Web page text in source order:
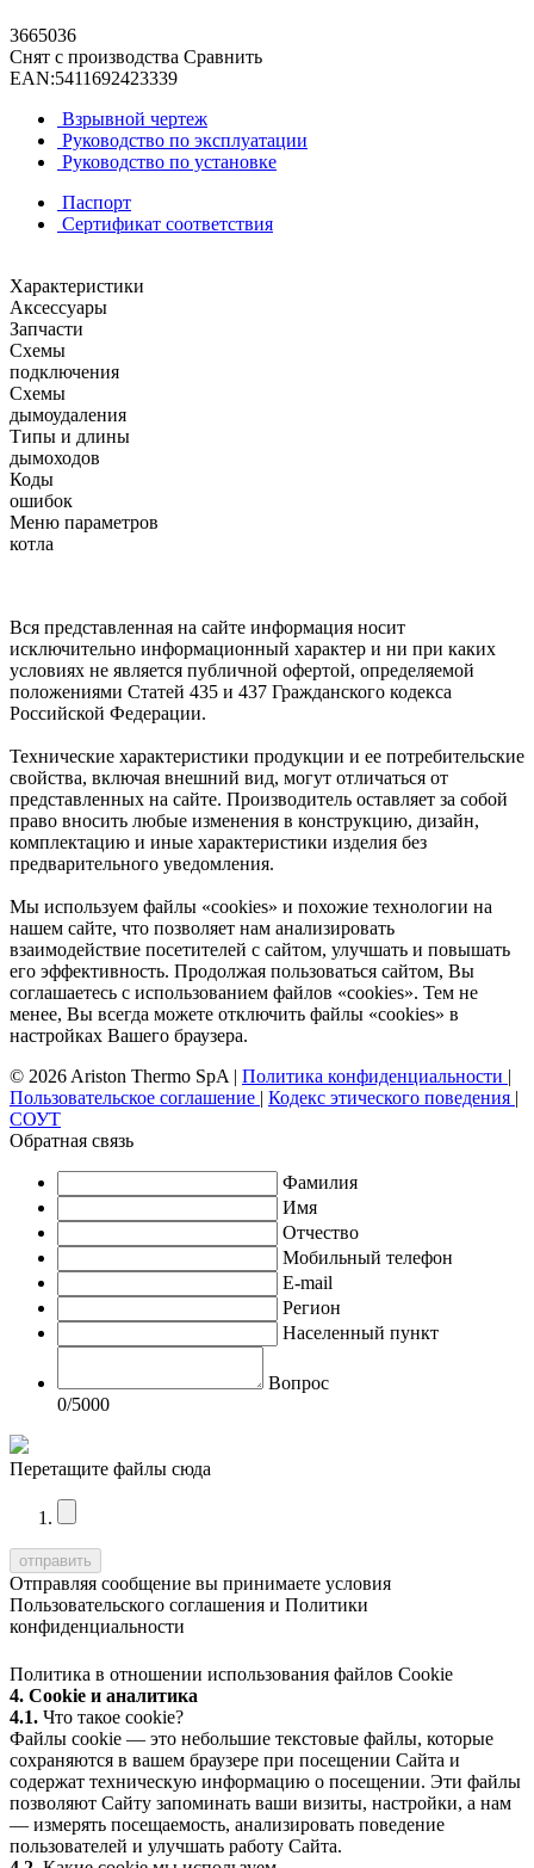
3665036
Снят с производства Сравнить
EAN:5411692423339
Взрывной чертеж
Руководство по эксплуатации
Руководство по установке
Паспорт
Сертификат соответствия
Характеристики
Аксессуары
Запчасти
Схемы
подключения
Схемы
дымоудаления
Типы и длины
дымоходов
Коды
ошибок
Меню параметров
котла
Вся представленная на сайте информация носит
исключительно информационный характер и ни при каких
условиях не является публичной офертой, определяемой
положениями Статей 435 и 437 Гражданского кодекса
Российской Федерации.
Технические характеристики продукции и ее потребительские
свойства, включая внешний вид, могут отличаться от
представленных на сайте. Производитель оставляет за собой
право вносить любые изменения в конструкцию, дизайн,
комплектацию и иные характеристики изделия без
предварительного уведомления.
Мы используем файлы «cookies» и похожие технологии на
нашем сайте, что позволяет нам анализировать
взаимодействие посетителей с сайтом, улучшать и повышать
его эффективность. Продолжая пользоваться сайтом, Вы
соглашаетесь с использованием файлов «cookies». Тем не
менее, Вы всегда можете отключить файлы «cookies» в
настройках Вашего браузера.
© 2026 Ariston Thermo SpA | Политика конфиденциальности |
Пользовательское соглашение | Кодекс этического поведения |
СОУТ
Обратная связь
Фамилия
Имя
Отчество
Мобильный телефон
E-mail
Регион
Населенный пункт
Вопрос
0/5000
Перетащите файлы сюда
Отправляя сообщение вы принимаете условия
Пользовательского соглашения и Политики
конфиденциальности
Политика в отношении использования файлов Cookie
4. Cookie и аналитика
4.1. Что такое cookie?
Файлы cookie — это небольшие текстовые файлы, которые
сохраняются в вашем браузере при посещении Сайта и
содержат техническую информацию о посещении. Эти файлы
позволяют Сайту запоминать ваши визиты, настройки, а нам
— измерять посещаемость, анализировать поведение
пользователей и улучшать работу Сайта.